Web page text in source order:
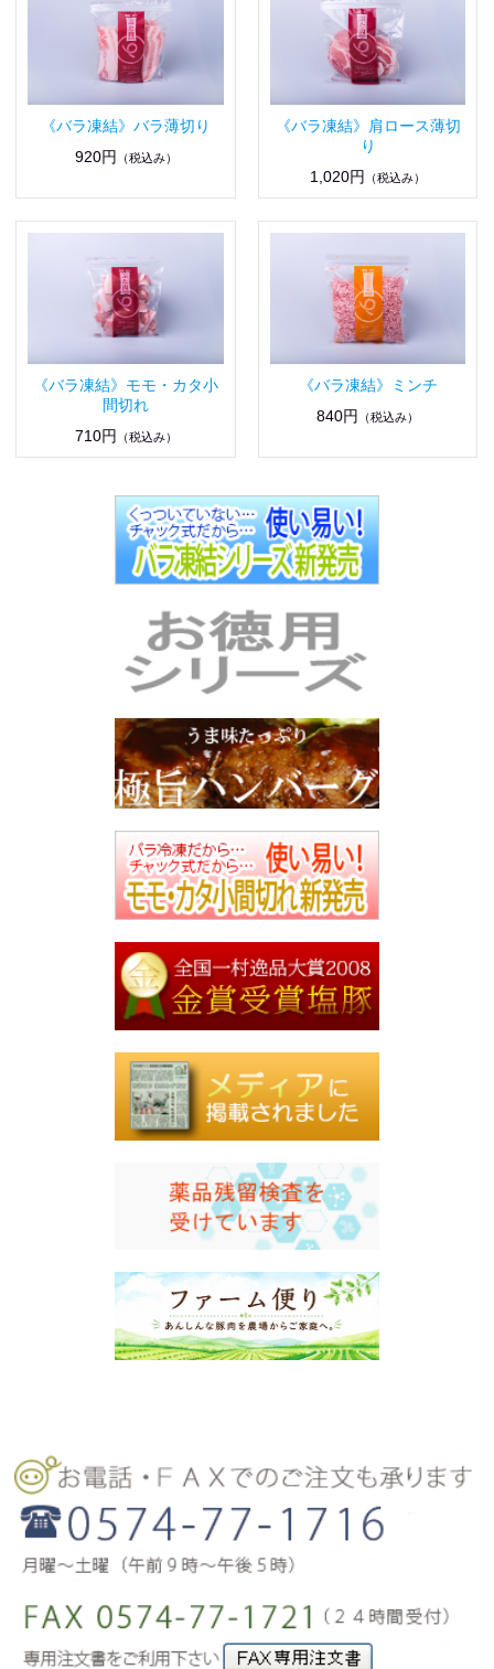
《バラ凍結》バラ薄切り
920円
（税込み）
《バラ凍結》肩ロース薄切
り
1,020円
（税込み）
《バラ凍結》モモ・カタ小
間切れ
710円
（税込み）
《バラ凍結》ミンチ
840円
（税込み）